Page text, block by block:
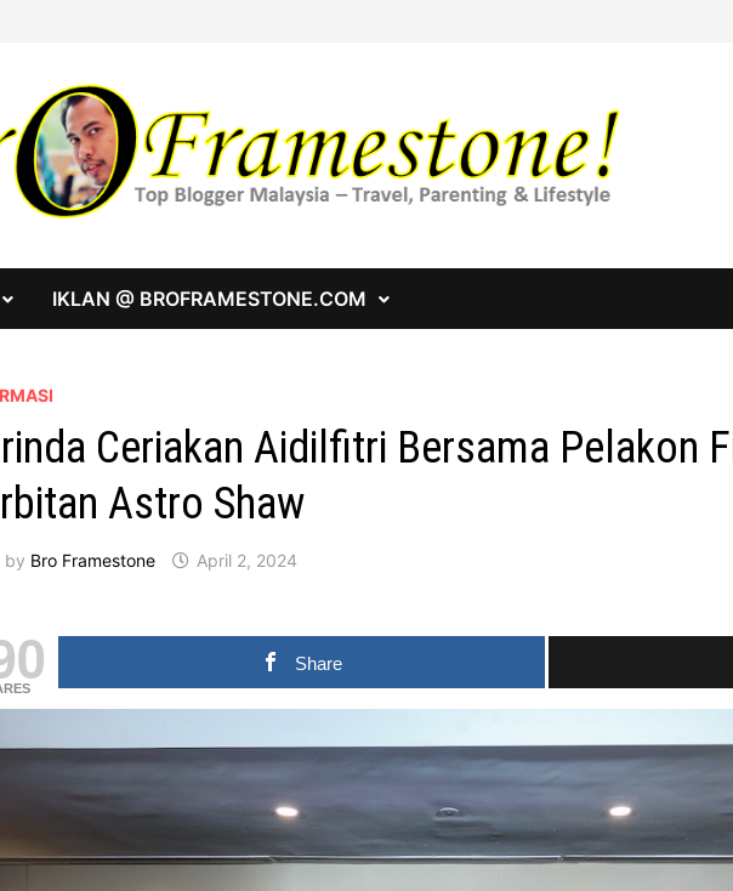
IKLAN @ BROFRAMESTONE.COM
Ceriakan Aidilfitri Bersama Pelakon
Astro Shaw
by Bro Framestone April 2, 2024
Share